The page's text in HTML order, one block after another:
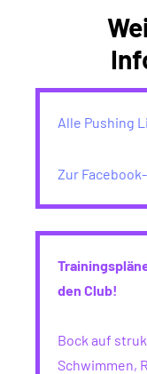
Alle Pushing
Zur
den Club!
Bock auf
Schwimmen,